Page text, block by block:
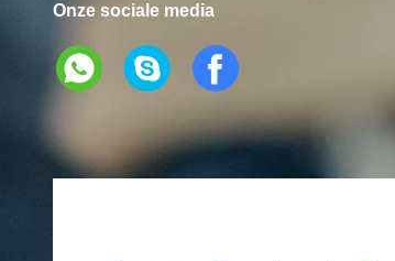
Onze sociale media